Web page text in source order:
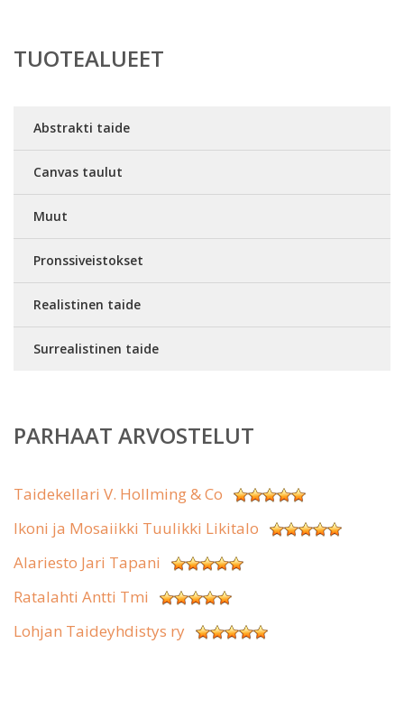
TUOTEALUEET
Abstrakti taide
Canvas taulut
Muut
Pronssiveistokset
Realistinen taide
Surrealistinen taide
PARHAAT ARVOSTELUT
Taidekellari V. Hollming & Co
Ikoni ja Mosaiikki Tuulikki Likitalo
Alariesto Jari Tapani
Ratalahti Antti Tmi
Lohjan Taideyhdistys ry